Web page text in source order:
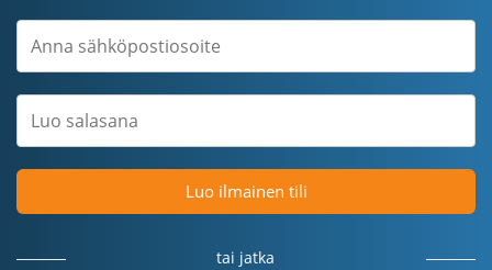
Luo ilmainen tili
tai jatka